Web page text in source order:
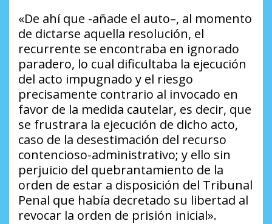
«De ahí que -añade el auto–, al momento
de dictarse aquella resolución, el
recurrente se encontraba en ignorado
paradero, lo cual dificultaba la ejecución
del acto impugnado y el riesgo
precisamente contrario al invocado en
favor de la medida cautelar, es decir, que
se frustrara la ejecución de dicho acto,
caso de la desestimación del recurso
contencioso-administrativo; y ello sin
perjuicio del quebrantamiento de la
orden de estar a disposición del Tribunal
Penal que había decretado su libertad al
revocar la orden de prisión inicial».